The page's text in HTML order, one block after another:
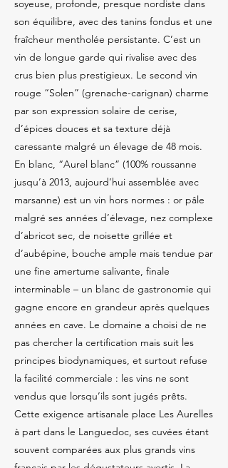
soyeuse, profonde, presque nordiste dans
son équilibre, avec des tanins fondus et une
fraîcheur mentholée persistante. C’est un
vin de longue garde qui rivalise avec des
crus bien plus prestigieux. Le second vin
rouge “Solen” (grenache-carignan) charme
par son expression solaire de cerise,
d’épices douces et sa texture déjà
caressante malgré un élevage de 48 mois.
En blanc, “Aurel blanc” (100% roussanne
jusqu’à 2013, aujourd’hui assemblée avec
marsanne) est un vin hors normes : or pâle
malgré ses années d’élevage, nez complexe
d’abricot sec, de noisette grillée et
d’aubépine, bouche ample mais tendue par
une fine amertume salivante, finale
interminable – un blanc de gastronomie qui
gagne encore en grandeur après quelques
années en cave. Le domaine a choisi de ne
pas chercher la certification mais suit les
principes biodynamiques, et surtout refuse
la facilité commerciale : les vins ne sont
vendus que lorsqu’ils sont jugés prêts.
Cette exigence artisanale place Les Aurelles
à part dans le Languedoc, ses cuvées étant
souvent comparées aux plus grands vins